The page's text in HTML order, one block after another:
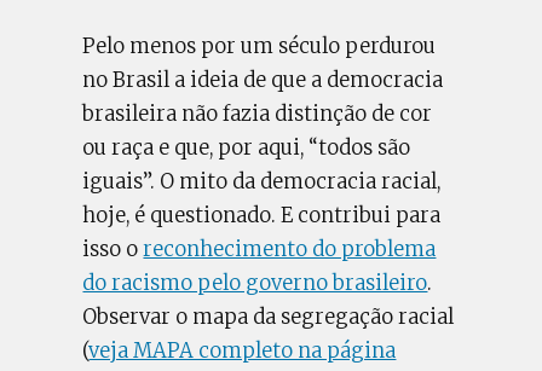
Pelo menos por um século perdurou
no Brasil a ideia de que a democracia
brasileira não fazia distinção de cor
ou raça e que, por aqui, “todos são
iguais”. O mito da democracia racial,
hoje, é questionado. E contribui para
isso oreconhecimento do problema
do racismo pelo governo brasileiro.
Observar o mapa da segregação racial
(veja MAPA completo na página